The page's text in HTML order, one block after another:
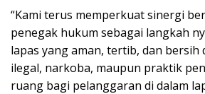
“Kami terus memperkuat sinergi
penegak hukum sebagai langkah
lapas yang aman, tertib, dan bersih
ilegal, narkoba, maupun praktik
ruang bagi pelanggaran di dalam